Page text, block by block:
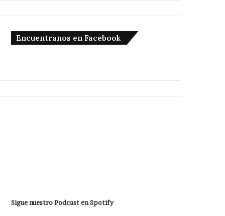
Encuentranos en Facebook
Sigue nuestro Podcast en Spotify